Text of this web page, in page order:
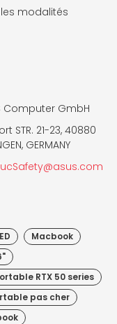
modalités
Computer GmbH
STR. 21-23, 40880
GERMANY
Macbook
RTX 50 series
pas cher